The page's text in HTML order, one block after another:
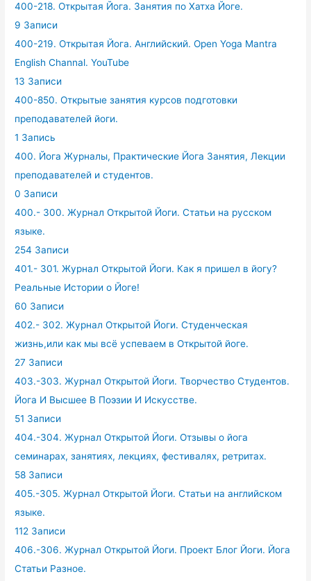
400-218. Открытая Йога. Занятия по Хатха Йоге.
9 Записи
400-219. Открытая Йога. Английский. Open Yoga Mantra
English Channal. YouTube
13 Записи
400-850. Открытые занятия курсов подготовки
преподавателей йоги.
1 Запись
400. Йога Журналы, Практические Йога Занятия, Лекции
преподавателей и студентов.
0 Записи
400.- 300. Журнал Открытой Йоги. Статьи на русском
языке.
254 Записи
401.- 301. Журнал Открытой Йоги. Как я пришел в йогу?
Реальные Истории о Йоге!
60 Записи
402.- 302. Журнал Открытой Йоги. Студенческая
жизнь,или как мы всё успеваем в Открытой йоге.
27 Записи
403.-303. Журнал Открытой Йоги. Творчество Студентов.
Йога И Высшее В Поэзии И Искусстве.
51 Записи
404.-304. Журнал Открытой Йоги. Отзывы о йога
семинарах, занятиях, лекциях, фестивалях, ретритах.
58 Записи
405.-305. Журнал Открытой Йоги. Статьи на английском
языке.
112 Записи
406.-306. Журнал Открытой Йоги. Проект Блог Йоги. Йога
Статьи Разное.